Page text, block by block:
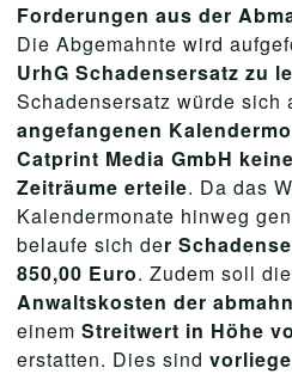
Forderungen aus der
Die Abgemahnte wird
UrhG Schadensersatz zu
Schadensersatz würde sich
angefangenen
Catprint Media GmbH
Zeiträume erteile. Da das
Kalendermonate hinweg
belaufe sich der
850,00 Euro. Zudem soll
Anwaltskosten der
einem Streitwert in Höhe
erstatten. Dies sind